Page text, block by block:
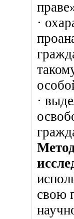
·
·
свою